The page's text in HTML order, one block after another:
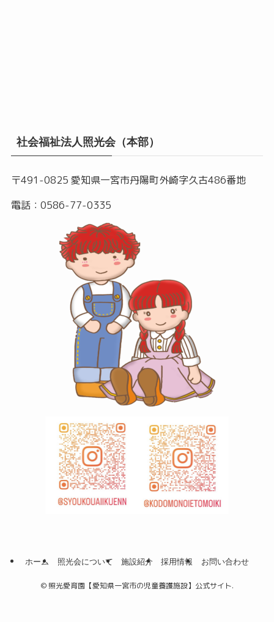
社会福祉法人照光会（本部）
〒491-0825 愛知県一宮市丹陽町外崎字久古486番地
電話：0586-77-0335
ホーム 照光会について 施設紹介 採用情報 お問い合わせ
©照光愛育園【愛知県一宮市の児童養護施設】公式サイト.